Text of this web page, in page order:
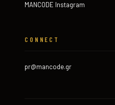
MANCODE Instagram
CONNECT
pr@mancode.gr